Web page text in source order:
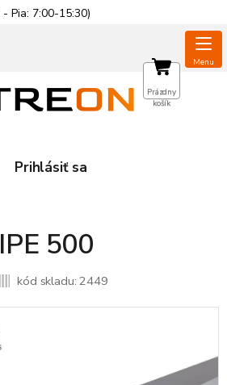
Prihlásiť sa
NÁKUPNÝ
KOŠÍK
Prázdny
košík
IPE 500
kód skladu: 2449